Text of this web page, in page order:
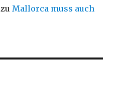
zuMallorca muss auch